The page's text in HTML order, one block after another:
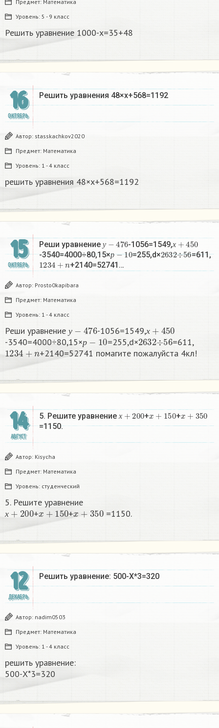
Предмет: Математика
Уровень: 5 - 9 класс
Решить уравнение 1000-х=35+48
16
ОКТЯБРЬ
Решить уравнения 48×х+568=1192
Автор: stasskachkov2020
Предмет: Математика
Уровень: 1 - 4 класс
решить уравнения 48×х+568=1192
15
ОКТЯБРЬ
Реши уравнение у
у−476 -1056=1549,х
х +450
-3540=4000÷80,15×р
10 =255,d×2632 ÷ 56=611,
1234 + +2140=52741…
Автор: Prosto0kapibara
Предмет: Математика
Уровень: 1 - 4 класс
Реши уравнение у
476 -1056=1549,х
450
-3540=4000÷80,15× р
р− 10 =255,d×2632 ÷56=611,
1234+n +2140=52741 помагите пожалуйста 4кл!
14
АВГУСТ
5. Решите уравнение х
х+200 +x+150 +x+350
=1150.​
Автор: Kisycha
Предмет: Математика
Уровень: студенческий
5. Решите уравнение
х
х+200 +x +150 +x+ 350 =1150.​
12
ДЕКАБРЬ
Решить уравнение: 500-Х*3=320
Автор: nadim0503
Предмет: Математика
Уровень: 1 - 4 класс
решить уравнение:
500-Х*3=320